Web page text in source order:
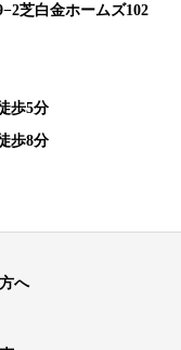
芝白金ホームズ102
歩5分
8分
へ